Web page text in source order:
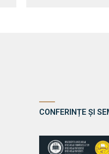
CONFERINȚE ȘI